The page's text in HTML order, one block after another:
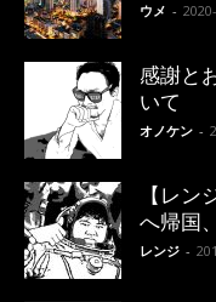
ウメ -
感謝と
いて
オノケン -
【レ
へ帰国
レンジ -